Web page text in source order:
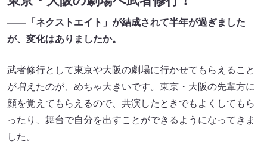
——「ネクストエイト」が結成されて半年が過ぎました
が、変化はありましたか。
武者修行として東京や大阪の劇場に行かせてもらえること
が増えたのが、めちゃ大きいです。東京・大阪の先輩方に
顔を覚えてもらえるので、共演したときでもよくしてもら
ったり、舞台で自分を出すことができるようになってきま
した。